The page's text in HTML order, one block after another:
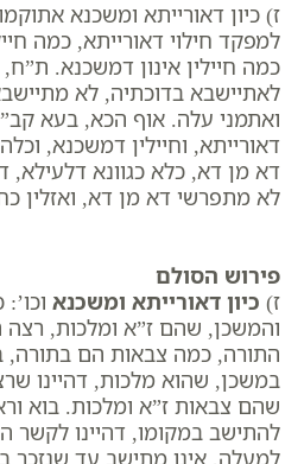
ז) כיון דאורייתא ומשכנא
למפקד חילוי דאורייתא, כמה
כמה חיילין אינון דמשכנא.
לאתיישבא בדוכתיה, לא
ואתמני עלה. אוף הכא, בעא
דאורייתא, וחיילין דמשכנא,
דא מן דא, כלא כגוונא דלעילא,
לא מתפרשי דא מן דא, ואזלין
פירוש הסולם
ז) כיון דאורייתא ומשכנא
והמשכן, שהם ז”א ומלכות, רצה
התורה, כמה צבאות הם בתורה,
במשכן, שהוא מלכות, דהיינו
שהם צבאות ז”א ומלכות. בוא
להתישב במקומו, דהיינו
למעלה, אינו מתישב עד שנזכר